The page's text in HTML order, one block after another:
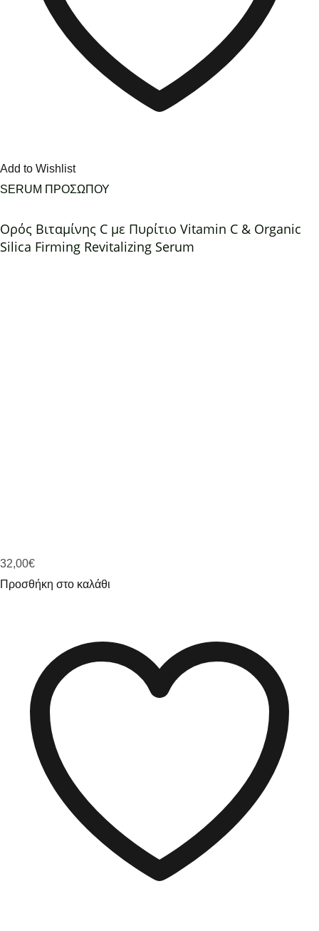
Add to Wishlist
SERUM ΠΡΟΣΩΠΟΥ
Ορός Βιταμίνης C με Πυρίτιο Vitamin C & Organic
Silica Firming Revitalizing Serum
32,00€
Προσθήκη στο καλάθι